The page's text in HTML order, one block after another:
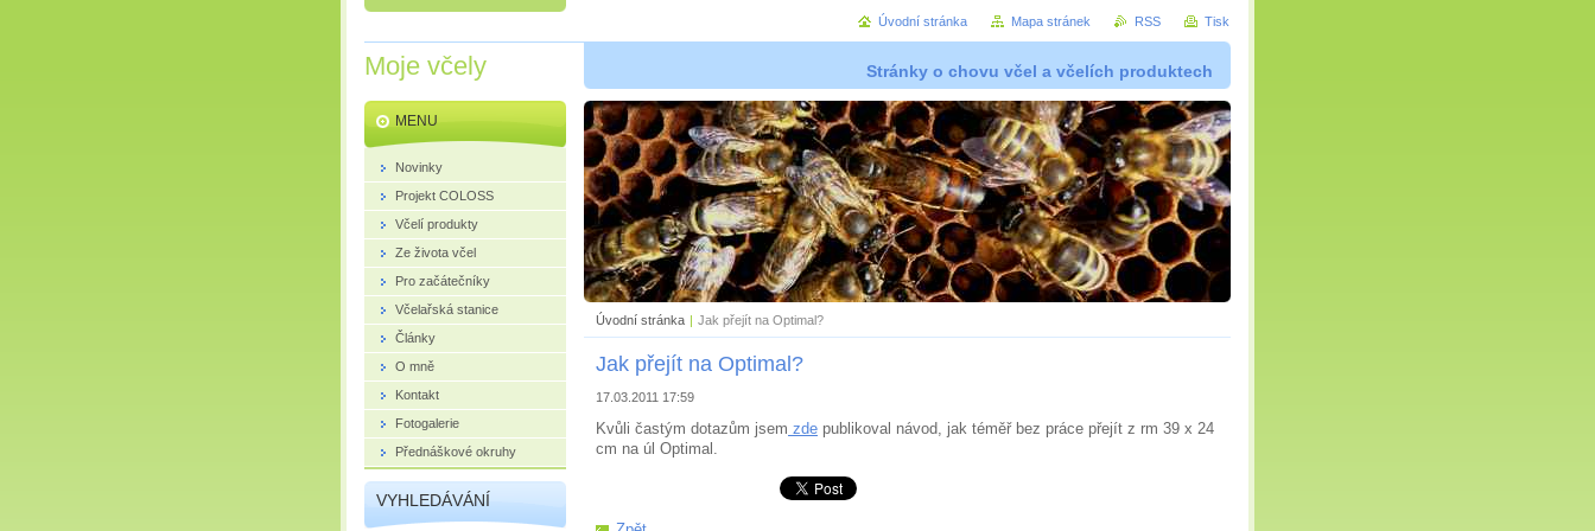
Moje včely Stránky o chovu včel a včelích produktech
Úvodní stránka | Jak přejít na Optimal?
Jak přejít na Optimal?
17.03.2011 17:59
Kvůli častým dotazům jsem zde publikoval návod, jak téměř bez práce přejít z rm 39 x 24
cm na úl Optimal.
MENU
Novinky
Projekt COLOSS
Včelí produkty
Ze života včel
Pro začátečníky
Včelařská stanice
Články
O mně
Kontakt
Fotogalerie
Přednáškové okruhy
VYHLEDÁVÁNÍ
Úvodní stránka Mapa stránek RSS Tisk